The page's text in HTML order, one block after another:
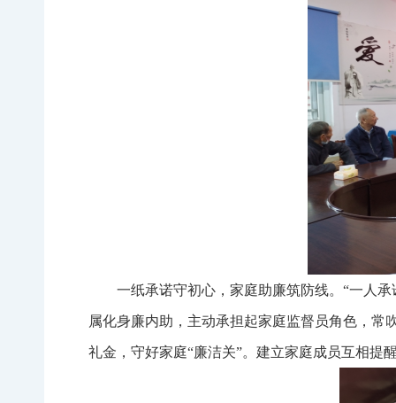
一纸承诺守初心，家庭助廉筑防线。“一人
属化身廉内助，主动承担起家庭监督员角色，常
礼金，守好家庭“廉洁关”。建立家庭成员互相提